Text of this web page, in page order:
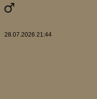
28.07.2026 21:44